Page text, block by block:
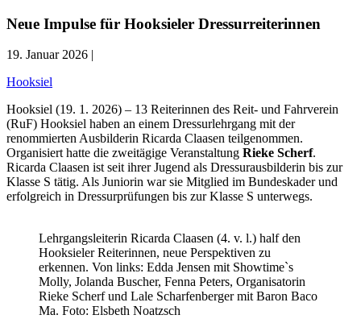
Neue Impulse für Hooksieler Dressurreiterinnen
19. Januar 2026 |
Hooksiel
Hooksiel (19. 1. 2026) – 13 Reiterinnen des Reit- und Fahrverein
(RuF) Hooksiel haben an einem Dressurlehrgang mit der
renommierten Ausbilderin Ricarda Claasen teilgenommen.
Organisiert hatte die zweitägige Veranstaltung Rieke Scherf.
Ricarda Claasen ist seit ihrer Jugend als Dressurausbilderin bis zur
Klasse S tätig. Als Juniorin war sie Mitglied im Bundeskader und
erfolgreich in Dressurprüfungen bis zur Klasse S unterwegs.
Lehrgangsleiterin Ricarda Claasen (4. v. l.) half den
Hooksieler Reiterinnen, neue Perspektiven zu
erkennen. Von links: Edda Jensen mit Showtime`s
Molly, Jolanda Buscher, Fenna Peters, Organisatorin
Rieke Scherf und Lale Scharfenberger mit Baron Baco
Ma. Foto: Elsbeth Noatzsch